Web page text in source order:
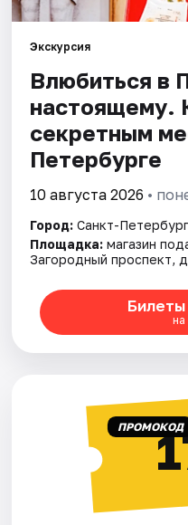
События
Города
Площадки
Артисты
Рейтинги
Экскурсия
Влюбиться в
настоящему.
секретным
Петербурге
10 августа 2026 •
Город: Санкт-Петербург
Площадка: магазин
Загородный проспект,
на
ПРОМОКОД